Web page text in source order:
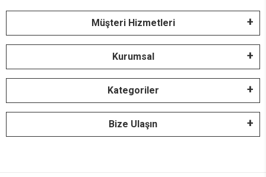
Müşteri Hizmetleri
Kurumsal
Kategoriler
Bize Ulaşın